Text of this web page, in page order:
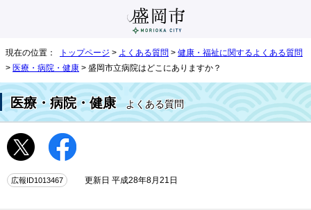
現在の位置： トップページ > よくある質問 > 健康・福祉に関するよくある質問
> 医療・病院・健康 > 盛岡市立病院はどこにありますか？
医療・病院・健康よくある質問
広報ID1013467 更新日 平成28年8月21日